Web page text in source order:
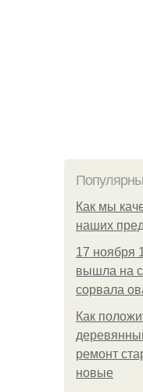
Как мы
наших
17 ноября
вышла на
сорвала
Как
ремонт
новые